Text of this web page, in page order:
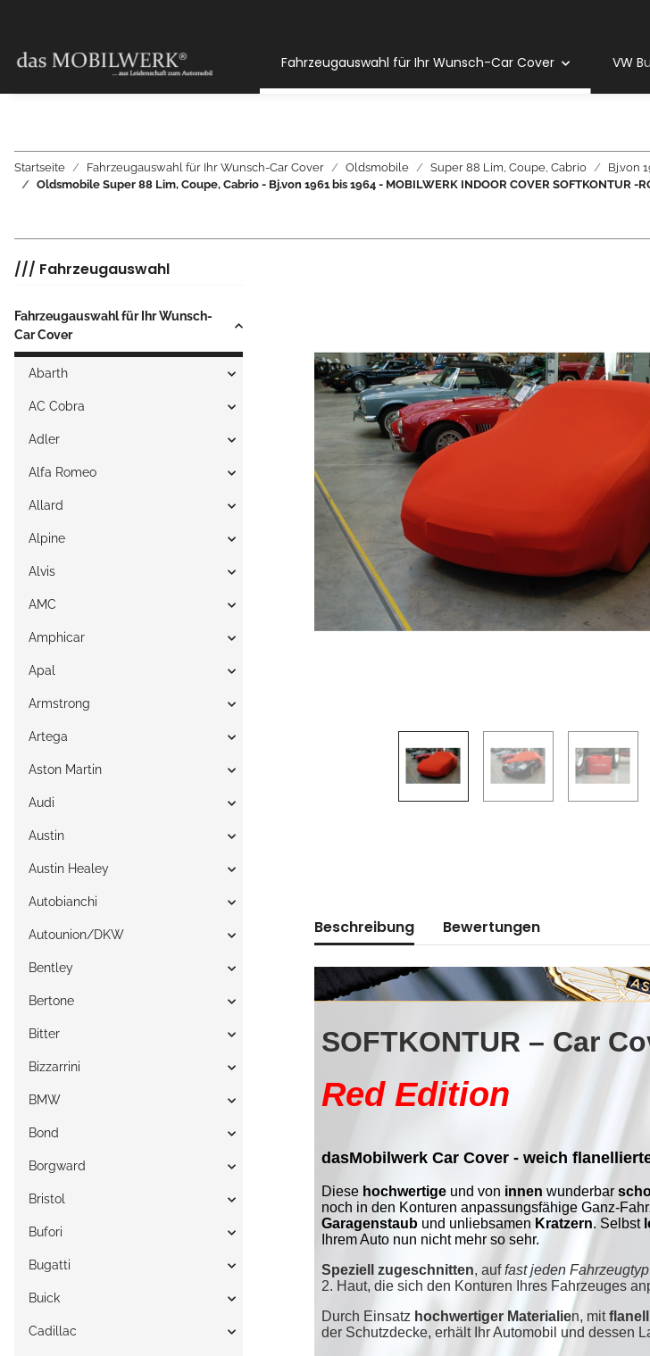
Fahrzeugauswahl für Ihr Wunsch-Car Cover VW
Startseite Fahrzeugauswahl für Ihr Wunsch-Car Cover Oldsmobile Super 88 Lim, Coupe, Cabrio
Bj.von
Oldsmobile Super 88 Lim, Coupe, Cabrio - Bj.von 1961 bis 1964 - MOBILWERK INDOOR COVER SOFTKONTUR -
Beschreibung Bewertungen
/// Fahrzeugauswahl
Fahrzeugauswahl für Ihr Wunsch-
Car Cover
Abarth
AC Cobra
Adler
Alfa Romeo
Allard
Alpine
Alvis
AMC
Amphicar
Apal
Armstrong
Artega
Aston Martin
Audi
Austin
Austin Healey
Autobianchi
Autounion/DKW
Bentley
Bertone
Bitter
Bizzarrini
BMW
Bond
Borgward
Bristol
Bufori
Bugatti
Buick
Cadillac